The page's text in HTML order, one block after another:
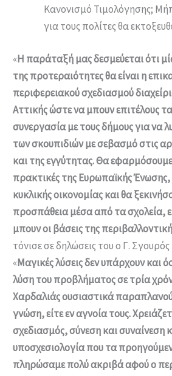
Κανονισμό Τιμολόγησης;
για τους πολίτες θα
«Η παράταξή μας δεσμεύεται ότι
της προτεραιότητες θα είναι η
περιφερειακού σχεδιασμού
Αττικής ώστε να μπουν επιτέλους
συνεργασία με τους δήμους για να
των σκουπιδιών με σεβασμό στις
και της εγγύτητας. Θα
πρακτικές της Ευρωπαϊκής Ένωσης,
κυκλικής οικονομίας και θα
προσπάθεια μέσα από τα σχολεία,
μπουν οι βάσεις της
τόνισε σε δηλώσεις του ο Γ.
«Μαγικές λύσεις δεν υπάρχουν και
λύση του προβλήματος σε τρία
Χαρδαλιάς ουσιαστικά
γνώση, είτε εν αγνοία τους.
σχεδιασμός, σύνεση και συναίνεση
υποσχεσιολογία που τα
πληρώσαμε πολύ ακριβά αφού ο